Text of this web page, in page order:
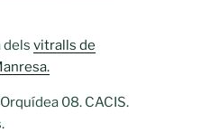
vitralls de
08. CACIS.